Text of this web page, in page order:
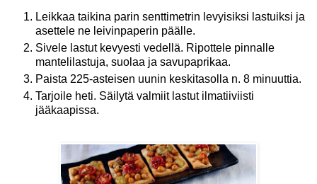
Leikkaa taikina parin senttimetrin levyisiksi lastuiksi ja
asettele ne leivinpaperin päälle.
Sivele lastut kevyesti vedellä. Ripottele pinnalle
mantelilastuja, suolaa ja savupaprikaa.
Paista 225-asteisen uunin keskitasolla n. 8 minuuttia.
Tarjoile heti. Säilytä valmiit lastut ilmatiiviisti
jääkaapissa.